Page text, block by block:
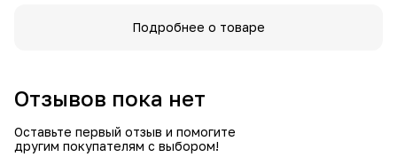
Подробнее о товаре
Отзывов пока нет
Оставьте первый отзыв и помогите
другим покупателям с выбором!